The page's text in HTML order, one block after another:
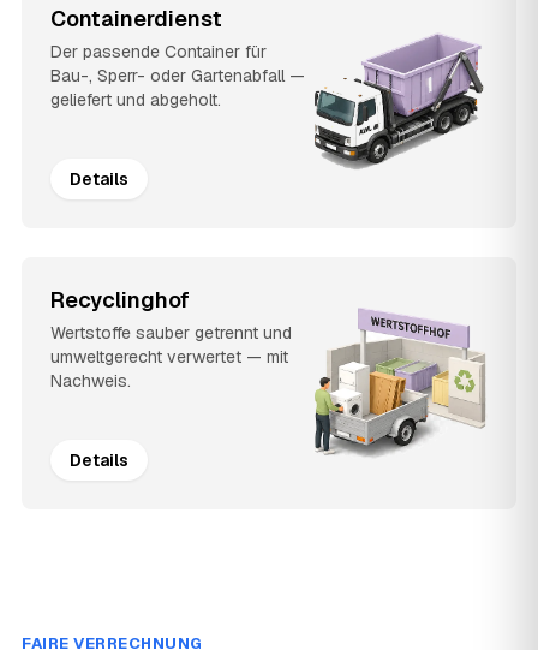
Containerdienst
Der passende Container für
Bau-, Sperr- oder Gartenabfall —
geliefert und abgeholt.
Details
Recyclinghof
Wertstoffe sauber getrennt und
umweltgerecht verwertet — mit
Nachweis.
Details
FAIRE VERRECHNUNG